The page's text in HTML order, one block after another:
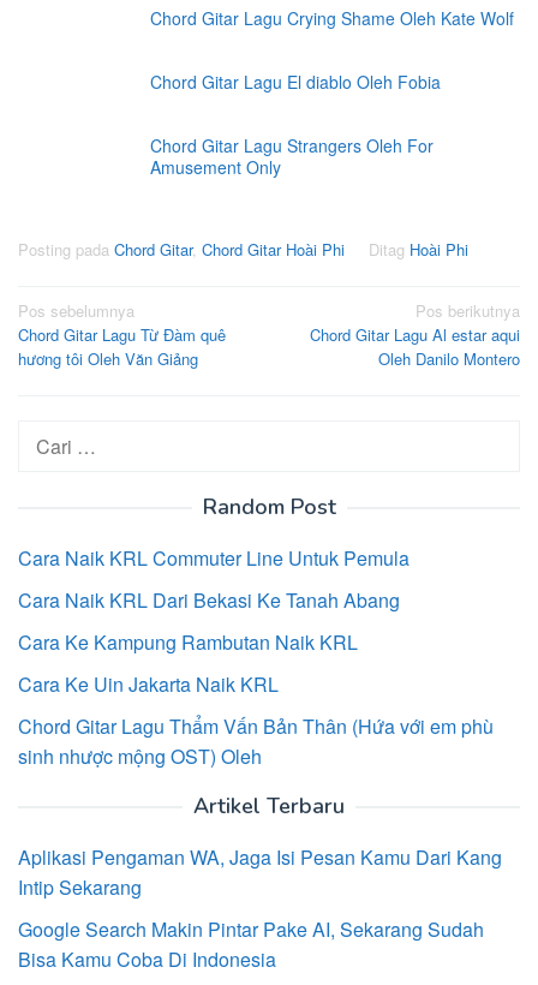
Chord Gitar Lagu Crying Shame Oleh Kate Wolf
Chord Gitar Lagu El diablo Oleh Fobia
Chord Gitar Lagu Strangers Oleh For
Amusement Only
Posting pada Chord Gitar, Chord Gitar Hoài Phi Ditag Hoài Phi
Navigasi
pos
Pos sebelumnya
Chord Gitar Lagu Từ Đàm quê
hương tôi Oleh Văn Giảng
Pos berikutnya
Chord Gitar Lagu Al estar aqui
Oleh Danilo Montero
Cari
untuk:
Random Post
Cara Naik KRL Commuter Line Untuk Pemula
Cara Naik KRL Dari Bekasi Ke Tanah Abang
Cara Ke Kampung Rambutan Naik KRL
Cara Ke Uin Jakarta Naik KRL
Chord Gitar Lagu Thẩm Vấn Bản Thân (Hứa với em phù
sinh nhược mộng OST) Oleh
Artikel Terbaru
Aplikasi Pengaman WA, Jaga Isi Pesan Kamu Dari Kang
Intip Sekarang
Google Search Makin Pintar Pake AI, Sekarang Sudah
Bisa Kamu Coba Di Indonesia